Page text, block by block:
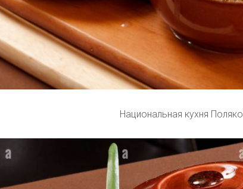
Национальная кухня